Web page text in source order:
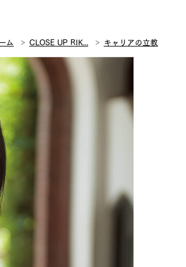
ム CLOSE UP RIK... キャリアの立教